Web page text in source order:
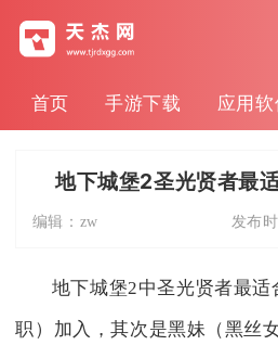
首页 手游下载 应用软
地下城堡2圣光贤者最
编辑： zw 发布时
地下城堡2中圣光贤者最适
职）加入，其次是黑妹（黑丝